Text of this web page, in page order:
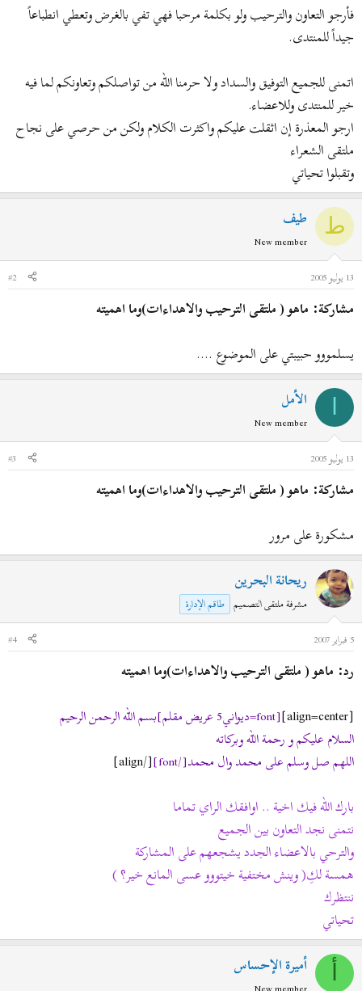
فأرجو التعاون والترحيب ولو بكلمة مرحبا فهي تفي بالغرض وتعطي انطباعاً
جيداً للمنتدى.
اتمنى للجميع التوفيق والسداد ولا حرمنا الله من تواصلكم وتعاونكم لما فيه
خير للمنتدى وللاعضاء.
ارجو المعذرة إن اثقلت عليكم واكثرت الكلام ولكن من حرصي على نجاح
ملتقى الشعراء
وتقبلوا تحياتي
ط طيف
New member
13 يوليو 2005
#2
مشاركة: ماهو ( ملتقى الترحيب والاهداءات)وما اهميته
يسلمووو حبيبتي على الموضوع ....
الأمل
New member
13 يوليو 2005
#3
مشاركة: ماهو ( ملتقى الترحيب والاهداءات)وما اهميته
مشكورة على مرور
ريحانة البحرين
مشرفة ملتقى التصميم طاقم الإدارة
5 فبراير 2007
#4
رد: ماهو ( ملتقى الترحيب والاهداءات)وما اهميته
[align=center]
[font=ديواني5 عريض مقلم]بسم الله الرحمن الرحيم
السلام عليكم و رحمة الله وبركاته
اللهم صل وسلم على محمد وال محمد[/font]
[/align]
بارك الله فيك اخية .. اوافقك الراي تماما
نتمنى نجد التعاون بين الجميع
والترحي بالاعضاء الجدد يشجعهم على المشاركة
همسة لكِ( وينش مختفية خيتووو عسى المانع خير؟ )
ننتظرك
تحياتي
أميرة الإحساس